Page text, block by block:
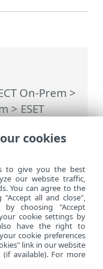
On-Prem >
>ESET
则和逻辑连接
cookies
to give you the best
our website traffic,
You can agree to the
all and close",
by choosing "Accept
cookie settings by
have the right to
cookie preferences
link in our website
available). For more